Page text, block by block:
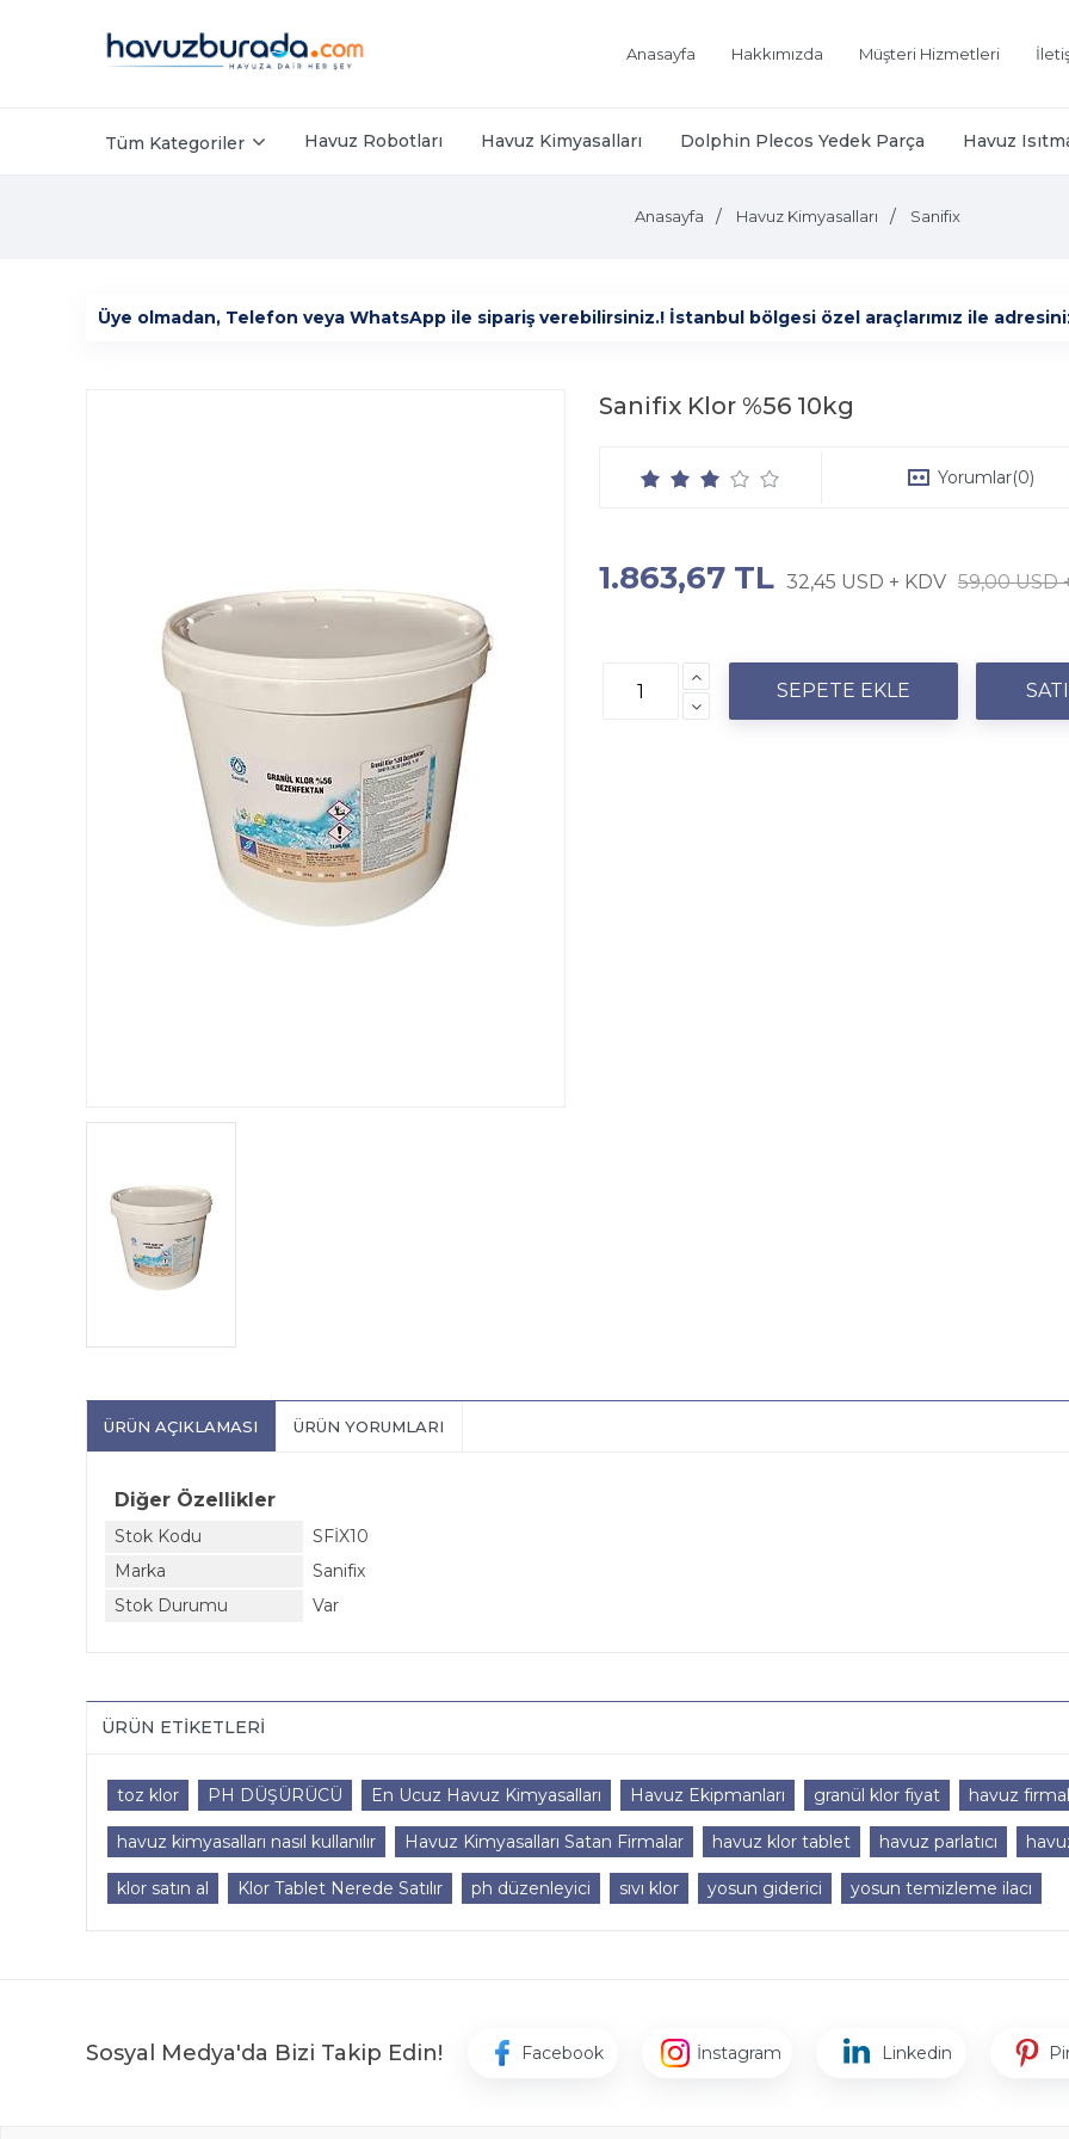
Anasayfa Hakkımızda Müşteri Hizmetleri
Tüm Kategoriler Havuz Robotları Havuz Kimyasalları Dolphin Plecos Yedek Parça Havuz
Anasayfa Havuz Kimyasalları Sanifix
Üye olmadan, Telefon veya WhatsApp ile sipariş verebilirsiniz.! İstanbul bölgesi özel araçlarımız ile
Sanifix Klor %56 10kg
Yorumlar(0)
1.863,67 TL 32,45 USD + KDV 59,00 USD
ÜRÜN AÇIKLAMASI ÜRÜN YORUMLARI
Diğer Özellikler
Stok Kodu
SFİX10
Marka
Sanifix
Stok Durumu
Var
ÜRÜN ETIKETLERI
toz klor PH DÜŞÜRÜCÜ En Ucuz Havuz Kimyasalları Havuz Ekipmanları granül klor fiyat havuz
havuz kimyasalları nasıl kullanılır Havuz Kimyasalları Satan Firmalar havuz klor tablet havuz parlatıcı
klor satın al Klor Tablet Nerede Satılır ph düzenleyici sıvı klor yosun giderici yosun temizleme ilacı
Sosyal Medya'da Bizi Takip Edin! Facebook İnstagram Linkedin